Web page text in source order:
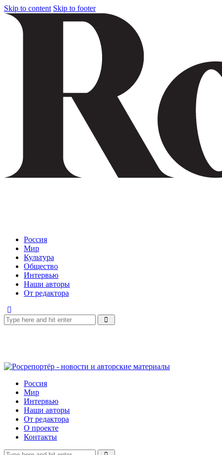
Skip to content Skip to footer
Россия
Мир
Культура
Общество
Интервью
Наши авторы
От редактора
Россия
Мир
Интервью
Наши авторы
От редактора
О проекте
Контакты